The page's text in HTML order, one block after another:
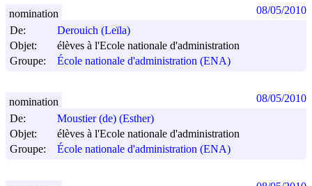
De:
Derouich (Leïla)
Objet:
élèves à l'Ecole nationale d'administration
Groupe:
École nationale d'administration (ENA)
nomination 08/05/2010
De:
Moustier (de) (Esther)
Objet:
élèves à l'Ecole nationale d'administration
Groupe:
École nationale d'administration (ENA)
nomination 08/05/2010